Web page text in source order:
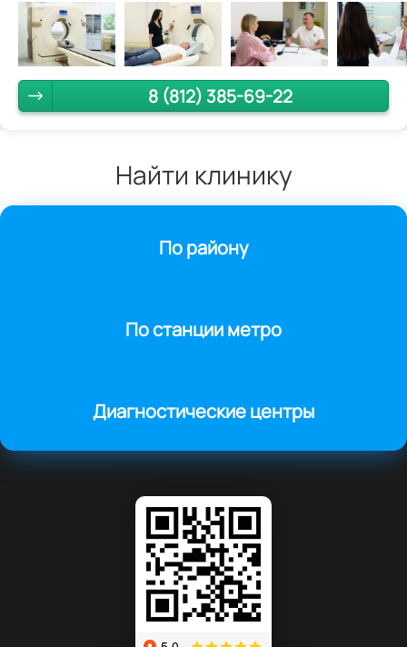
8 (812) 385-69-22
Найти клинику
По району
По станции метро
Диагностические центры